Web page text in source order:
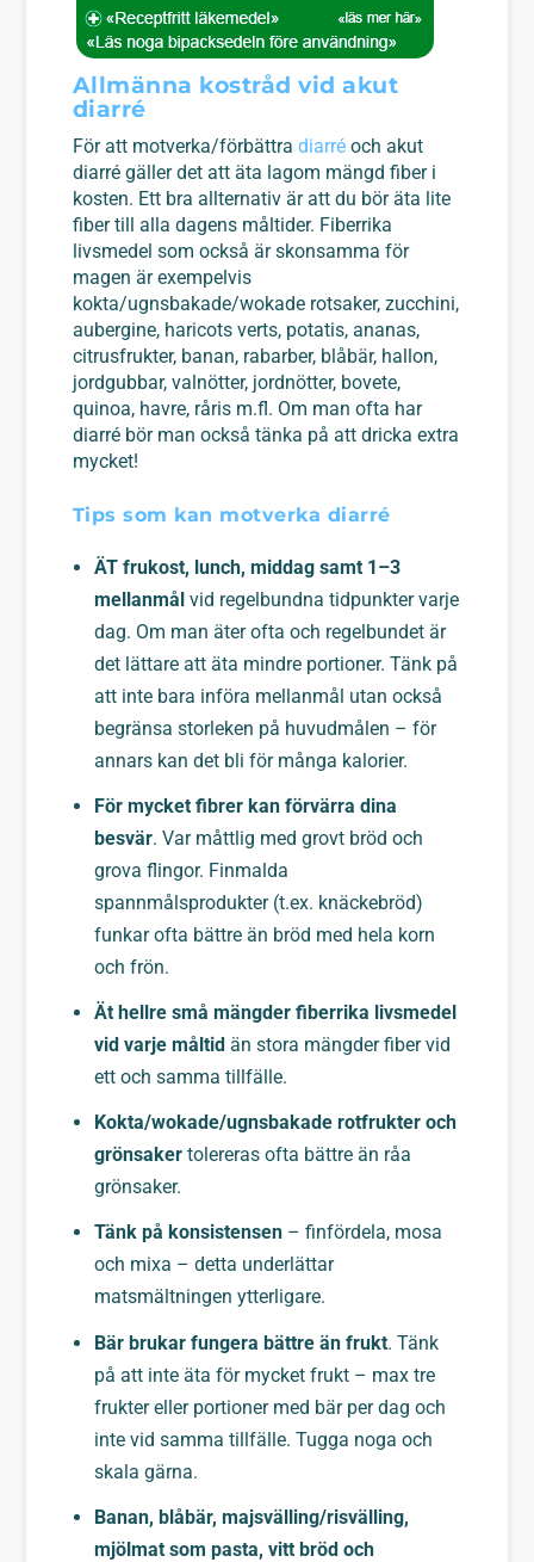
Allmänna kostråd vid akut
diarré
För att motverka/förbättra diarréoch akut
diarré gäller det att äta lagom mängd fiber i
kosten. Ett bra allternativ är att du bör äta lite
fiber till alla dagens måltider. Fiberrika
livsmedel som också är skonsamma för
magen är exempelvis
kokta/ugnsbakade/wokade rotsaker, zucchini,
aubergine, haricots verts, potatis, ananas,
citrusfrukter, banan, rabarber, blåbär, hallon,
jordgubbar, valnötter, jordnötter, bovete,
quinoa, havre, råris m.fl. Om man ofta har
diarré bör man också tänka på att dricka extra
mycket!
Tips som kan motverka diarré
ÄT frukost, lunch, middag samt 1–3
mellanmålvid regelbundna tidpunkter varje
dag. Om man äter ofta och regelbundet är
det lättare att äta mindre portioner. Tänk på
att inte bara införa mellanmål utan också
begränsa storleken på huvudmålen – för
annars kan det bli för många kalorier.
För mycket fibrer kan förvärra dina
besvär. Var måttlig med grovt bröd och
grova flingor. Finmalda
spannmålsprodukter (t.ex. knäckebröd)
funkar ofta bättre än bröd med hela korn
och frön.
Ät hellre små mängder fiberrika livsmedel
vid varje måltidän stora mängder fiber vid
ett och samma tillfälle.
Kokta/wokade/ugnsbakade rotfrukter och
grönsakertolereras ofta bättre än råa
grönsaker.
Tänk på konsistensen– finfördela, mosa
och mixa – detta underlättar
matsmältningen ytterligare.
Bär brukar fungera bättre än frukt. Tänk
på att inte äta för mycket frukt – max tre
frukter eller portioner med bär per dag och
inte vid samma tillfälle. Tugga noga och
skala gärna.
Banan, blåbär, majsvälling/risvälling,
mjölmat som pasta, vitt bröd och